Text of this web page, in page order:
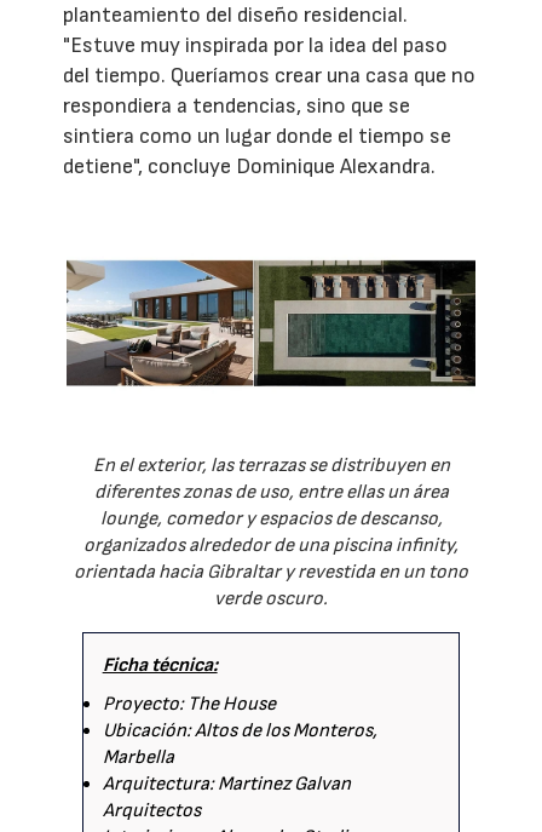
planteamiento del diseño residencial.
"Estuve muy inspirada por la idea del paso
del tiempo. Queríamos crear una casa que no
respondiera a tendencias, sino que se
sintiera como un lugar donde el tiempo se
detiene", concluye Dominique Alexandra.
En el exterior, las terrazas se distribuyen en
diferentes zonas de uso, entre ellas un área
lounge, comedor y espacios de descanso,
organizados alrededor de una piscina infinity,
orientada hacia Gibraltar y revestida en un tono
verde oscuro.
Ficha técnica:
Proyecto: The House
Ubicación: Altos de los Monteros,
Marbella
Arquitectura: Martinez Galvan
Arquitectos